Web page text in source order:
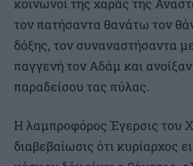
κοινωνοί της χαράς της
τον πατήσαντα θανάτω τον
δόξης, τον συναναστήσαντα
παγγενή τον Αδάμ και
παραδείσου τας πύλας.
Η λαμπροφόρος Έγερσις του
διαβεβαίωσις ότι κυρίαρχος